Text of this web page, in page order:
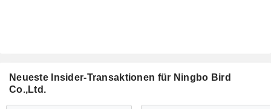
Neueste Insider-Transaktionen für Ningbo Bird
Co.,Ltd.